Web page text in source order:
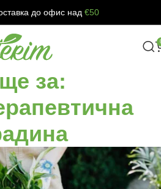
до офис над €50
за: